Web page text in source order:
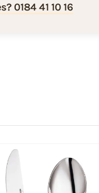
0184 41 10 16